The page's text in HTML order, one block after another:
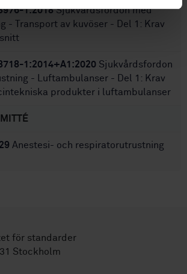
1:2018Sjukvårdsfordon med
- Transport av kuvöser - Del 1: Krav
1:2014+A1:2020 Sjukvårdsfordon
- Luftambulanser - Del 1: Krav
produkter i luftambulanser
Anestesi- och respiratorutrustning
för standarder
Stockholm